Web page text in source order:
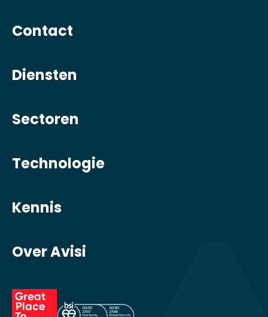
Contact
Diensten
Sectoren
Technologie
Kennis
Over Avisi